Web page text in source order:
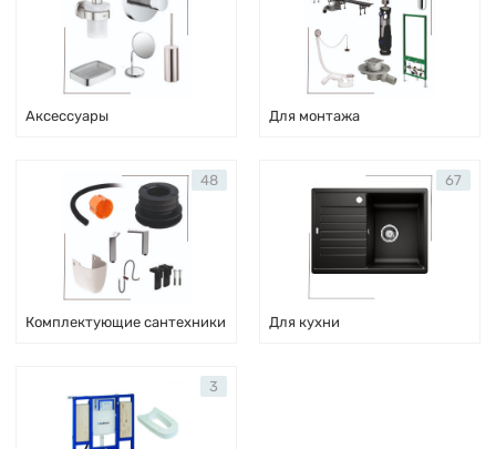
Аксессуары Для монтажа
Комплектующие сантехники
48
Для кухни
67
3